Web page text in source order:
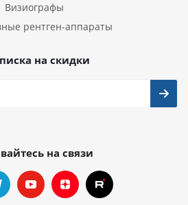
Визиографы
рентген-аппараты
на скидки
на связи